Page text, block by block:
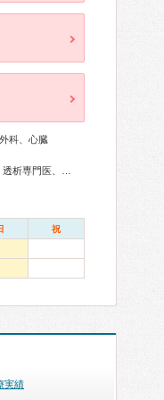
科、心臓
祝
実績